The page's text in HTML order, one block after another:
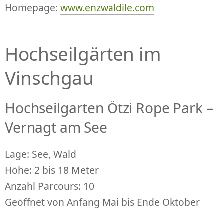
Homepage: www.enzwaldile.com
Hochseilgärten im
Vinschgau
Hochseilgarten Ötzi Rope Park –
Vernagt am See
Lage: See, Wald
Höhe: 2 bis 18 Meter
Anzahl Parcours: 10
Geöffnet von Anfang Mai bis Ende Oktober